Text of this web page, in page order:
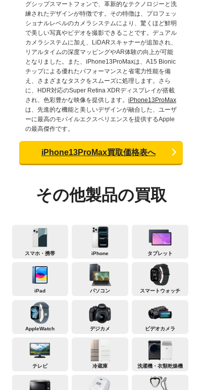
グシップスマートフォンで、革新的なテクノロジーと洗
練されたデザインが特徴です。その特徴は、プロフェッ
ショナルレベルのカメラシステムにより、驚くほど鮮明
で美しい写真やビデオを撮影できることです。デュアル
カメラシステムに加え、LiDARスキャナーが追加され、
リアルタイムの深度マッピングやAR体験の向上が可能
となりました。また、iPhone13ProMaxは、A15 Bionic
チップによる優れたパフォーマンスと省電力性能を備
え、さまざまなタスクをスムーズに処理します。さら
に、HDR対応のSuper Retina XDRディスプレイが搭載
され、色彩豊かな映像を提供します。 iPhone13ProMax
は、先進的な機能と美しいデザインが融合した、ユーザ
ーに最高のモバイルエクスペリエンスを提供するApple
の最高傑作です。
iPhone13ProMax買取価格表へ
その他製品の買取
スマホ・携帯 iPhone タブレット
iPad パソコン スマートウォッチ
AppleWatch デジカメ ビデオカメラ
テレビ 冷蔵庫 洗濯機・衣類乾燥機